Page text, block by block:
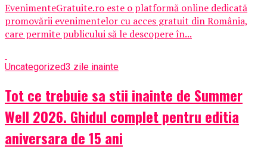
EvenimenteGratuite.ro este o platformă online dedicată
promovării evenimentelor cu acces gratuit din România,
care permite publicului să le descopere în...
Uncategorized3 zile inainte
Tot ce trebuie sa stii inainte de Summer
Well 2026. Ghidul complet pentru editia
aniversara de 15 ani